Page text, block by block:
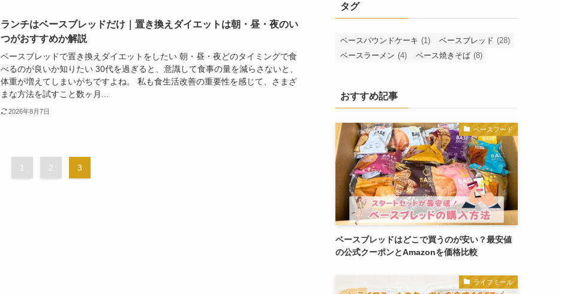
ランチはベースブレッドだけ｜置き換えダイエットは朝・昼・夜のい
つがおすすめか解説
ベースブレッドで置き換えダイエットをしたい 朝・昼・夜どのタイミングで食
べるのが良いか知りたい 30代を過ぎると、意識して食事の量を減らさないと、
体重が増えてしまいがちですよね。 私も食生活改善の重要性を感じて、さまざ
まな方法を試すこと数ヶ月...
2026年8月7日
1 2 3
タグ
ベースパウンドケーキ (1) ベースブレッド (28)
ベースラーメン (4) ベース焼きそば (8)
おすすめ記事
ベースフード
ベースブレッドはどこで買うのが安い？最安値
の公式クーポンとAmazonを価格比較
ライフミール